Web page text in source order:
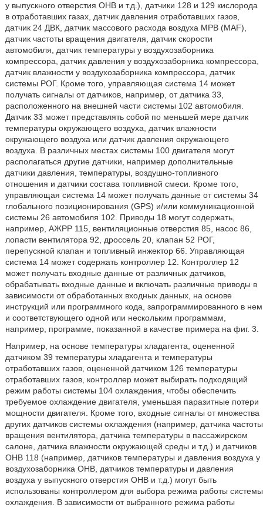
у выпускного отверстия ОНВ и т.д.), датчики 128 и 129 кислорода
в отработавших газах, датчик давления отработавших газов,
датчик 24 ДВК, датчик массового расхода воздуха МРВ (MAF),
датчик частоты вращения двигателя, датчик скорости
автомобиля, датчик температуры у воздухозаборника
компрессора, датчик давления у воздухозаборника компрессора,
датчик влажности у воздухозаборника компрессора, датчик
системы РОГ. Кроме того, управляющая система 14 может
получать сигналы от датчиков, например, от датчика 33,
расположенного на внешней части системы 102 автомобиля.
Датчик 33 может представлять собой по меньшей мере датчик
температуры окружающего воздуха, датчик влажности
окружающего воздуха или датчик давления окружающего
воздуха. В различных местах системы 100 двигателя могут
располагаться другие датчики, например дополнительные
датчики давления, температуры, воздушно-топливного
отношения и датчики состава топливной смеси. Кроме того,
управляющая система 14 может получать данные от системы 34
глобального позиционирования (GPS) и/или коммуникационной
системы 26 автомобиля 102. Приводы 18 могут содержать,
например, АЖРР 115, вентиляционные отверстия 85, насос 86,
лопасти вентилятора 92, дроссель 20, клапан 52 РОГ,
перепускной клапан и топливный инжектор 66. Управляющая
система 14 может содержать контроллер 12. Контроллер 12
может получать входные данные от различных датчиков,
обрабатывать входные данные и включать различные приводы в
зависимости от обработанных входных данных, на основе
инструкций или программного кода, запрограммированного в нем
и соответствующего одной или нескольким программам,
например, программе, показанной в качестве примера на фиг. 3.
Например, на основе температуры хладагента, оцененной
датчиком 39 температуры хладагента и температуры
отработавших газов, оцененной датчиком 126 температуры
отработавших газов, контроллер может выбирать подходящий
режим работы системы 104 охлаждения, чтобы обеспечить
требуемое охлаждение двигателя, уменьшая паразитные потери
мощности двигателя. Кроме того, входные сигналы от множества
других датчиков системы охлаждения (например, датчика частоты
вращения вентилятора, датчика температуры в пассажирском
салоне, датчика влажности окружающей среды и т.д.) и датчиков
ОНВ 118 (например, датчиков температуры и давления воздуха у
воздухозаборника ОНВ, датчиков температуры и давления
воздуха у выпускного отверстия ОНВ и т.д.) могут быть
использованы контроллером для выбора режима работы системы
охлаждения. В зависимости от выбранного режима работы